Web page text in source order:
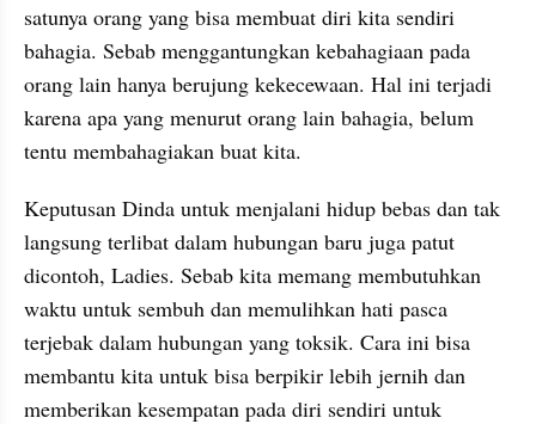
satunya orang yang bisa membuat diri kita sendiri
bahagia. Sebab menggantungkan kebahagiaan pada
orang lain hanya berujung kekecewaan. Hal ini terjadi
karena apa yang menurut orang lain bahagia, belum
tentu membahagiakan buat kita.
Keputusan Dinda untuk menjalani hidup bebas dan tak
langsung terlibat dalam hubungan baru juga patut
dicontoh, Ladies. Sebab kita memang membutuhkan
waktu untuk sembuh dan memulihkan hati pasca
terjebak dalam hubungan yang toksik. Cara ini bisa
membantu kita untuk bisa berpikir lebih jernih dan
memberikan kesempatan pada diri sendiri untuk